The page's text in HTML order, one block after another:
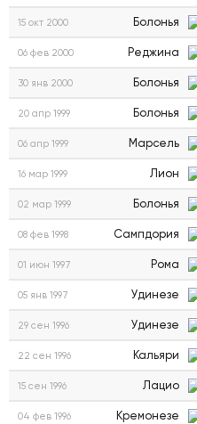
15 окт 2000 Болонья
06 фев 2000 Реджина
30 янв 2000 Болонья
20 апр 1999 Болонья
06 апр 1999 Марсель
16 мар 1999 Лион
02 мар 1999 Болонья
08 фев 1998 Сампдория
01 июн 1997 Рома
05 янв 1997 Удинезе
29 сен 1996 Удинезе
22 сен 1996 Кальяри
15 сен 1996 Лацио
04 фев 1996 Кремонезе